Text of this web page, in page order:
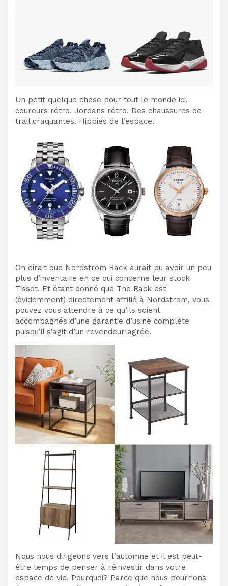
Un petit quelque chose pour tout le monde ici.
coureurs rétro. Jordans rétro. Des chaussures de
trail craquantes. Hippies de l’espace.
On dirait que Nordstrom Rack aurait pu avoir un peu
plus d’inventaire en ce qui concerne leur stock
Tissot. Et étant donné que The Rack est
(évidemment) directement affilié à Nordstrom, vous
pouvez vous attendre à ce qu’ils soient
accompagnés d’une garantie d’usine complète
puisqu’il s’agit d’un revendeur agréé.
Nous nous dirigeons vers l’automne et il est peut-
être temps de penser à réinvestir dans votre
espace de vie. Pourquoi? Parce que nous pourrions